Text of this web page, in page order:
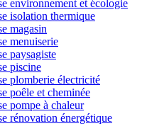
environnement et écologie
isolation thermique
magasin
menuiserie
paysagiste
piscine
plomberie électricité
poêle et cheminée
pompe à chaleur
rénovation énergétique